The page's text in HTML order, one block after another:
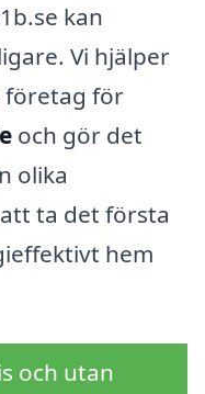
kan
Vi hjälper
företag för
och gör det
olika
ta det första
hem
och utan